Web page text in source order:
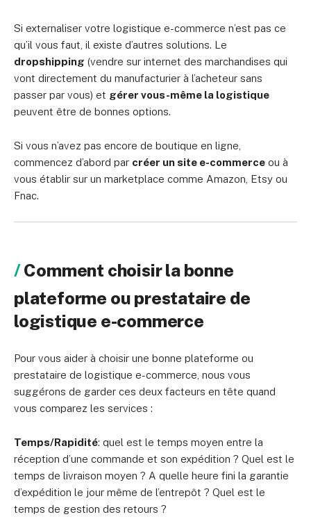
Si externaliser votre logistique e-commerce n’est pas ce
qu’il vous faut, il existe d’autres solutions. Le
dropshipping (vendre sur internet des marchandises qui
vont directement du manufacturier à l’acheteur sans
passer par vous) et gérer vous-même la logistique
peuvent être de bonnes options.
Si vous n’avez pas encore de boutique en ligne,
commencez d’abord par créer un site e-commerce ou à
vous établir sur un marketplace comme Amazon, Etsy ou
Fnac.
Comment choisir la bonne
plateforme ou prestataire de
logistique e-commerce
Pour vous aider à choisir une bonne plateforme ou
prestataire de logistique e-commerce, nous vous
suggérons de garder ces deux facteurs en tête quand
vous comparez les services :
Temps/Rapidité: quel est le temps moyen entre la
réception d’une commande et son expédition ? Quel est le
temps de livraison moyen ? A quelle heure fini la garantie
d’expédition le jour même de l’entrepôt ? Quel est le
temps de gestion des retours ?